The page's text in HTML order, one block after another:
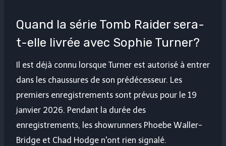
Quand la série Tomb Raider sera-
t-elle livrée avec Sophie Turner?
Il est déjà connu lorsque Turner est autorisé à entrer
dans les chaussures de son prédécesseur. Les
premiers enregistrements sont prévus pour le 19
janvier 2026. Pendant la durée des
enregistrements, les showrunners Phoebe Waller-
Bridge et Chad Hodge n'ont rien signalé.